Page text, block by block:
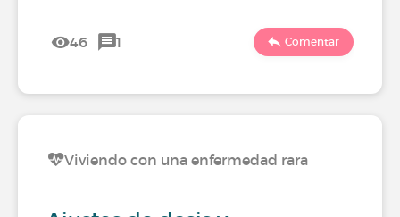
46 1 Comentar
Viviendo con una enfermedad rara